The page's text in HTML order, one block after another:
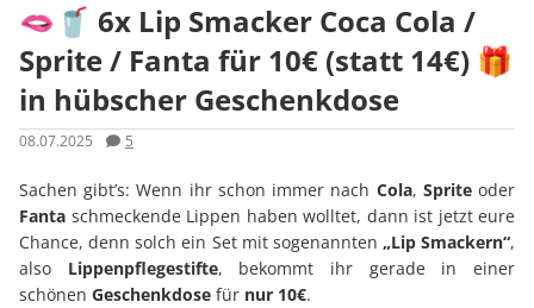
🫦🥤 6x Lip Smacker Coca Cola /
Sprite / Fanta für 10€ (statt 14€) 🎁
in hübscher Geschenkdose
08.07.2025 5
Sachen gibt’s: Wenn ihr schon immer nach Cola, Spriteoder
Fanta schmeckende Lippen haben wolltet, dann ist jetzt eure
Chance, denn solch ein Set mit sogenannten „Lip Smackern“,
also Lippenpflegestifte, bekommt ihr gerade in einer
schönen Geschenkdose für nur 10€.